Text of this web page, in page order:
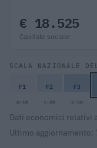
€ 18.525
Capitale sociale
SCALA NAZIONALE
F1 F2 F3
0-1M 1-2M 2-5M
Dati economici relativi
Ultimo aggiornamento: